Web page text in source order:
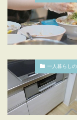
一人暮らし